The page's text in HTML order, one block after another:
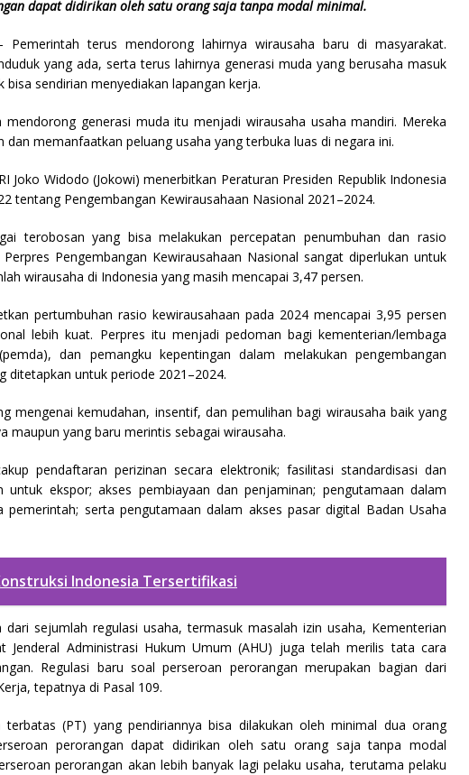
dapat didirikan oleh satu orang saja tanpa modal minimal.
Pemerintah terus mendorong lahirnya wirausaha baru di masyarakat.
yang ada, serta terus lahirnya generasi muda yang berusaha masuk
sendirian menyediakan lapangan kerja.
generasi muda itu menjadi wirausaha usaha mandiri. Mereka
dan memanfaatkan peluang usaha yang terbuka luas di negara ini.
Joko Widodo (Jokowi) menerbitkan Peraturan Presiden Republik Indonesia
tentang Pengembangan Kewirausahaan Nasional 2021–2024.
terobosan yang bisa melakukan percepatan penumbuhan dan rasio
Pengembangan Kewirausahaan Nasional sangat diperlukan untuk
wirausaha di Indonesia yang masih mencapai 3,47 persen.
pertumbuhan rasio kewirausahaan pada 2024 mencapai 3,95 persen
lebih kuat. Perpres itu menjadi pedoman bagi kementerian/lembaga
dan pemangku kepentingan dalam melakukan pengembangan
ditetapkan untuk periode 2021–2024.
mengenai kemudahan, insentif, dan pemulihan bagi wirausaha baik yang
maupun yang baru merintis sebagai wirausaha.
pendaftaran perizinan secara elektronik; fasilitasi standardisasi dan
untuk ekspor; akses pembiayaan dan penjaminan; pengutamaan dalam
pemerintah; serta pengutamaan dalam akses pasar digital Badan Usaha
Indonesia Tersertifikasi
dari sejumlah regulasi usaha, termasuk masalah izin usaha, Kementerian
Jenderal Administrasi Hukum Umum (AHU) juga telah merilis tata cara
Regulasi baru soal perseroan perorangan merupakan bagian dari
tepatnya di Pasal 109.
terbatas (PT) yang pendiriannya bisa dilakukan oleh minimal dua orang
perorangan dapat didirikan oleh satu orang saja tanpa modal
perorangan akan lebih banyak lagi pelaku usaha, terutama pelaku